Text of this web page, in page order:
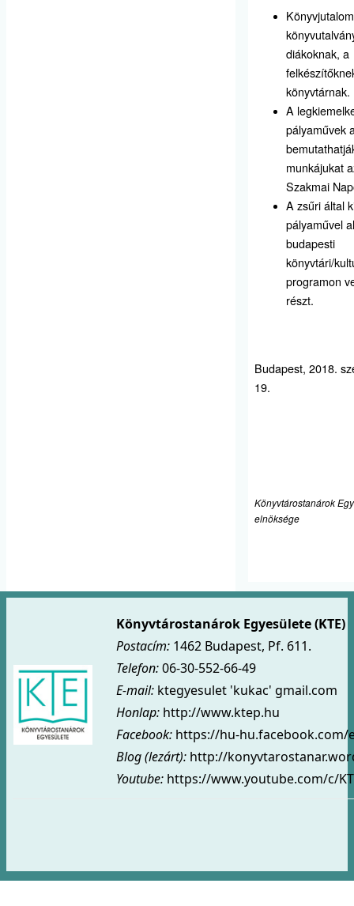
diákoknak, a
könyvtárnak.
A
pályaművek
munkájukat
Szakmai
A zsűri által
pályaművel
budapesti
könyvtári/
programon
részt.
Budapest, 2018.
19.
Könyvtárostanárok
elnöksége
Könyvtárostanárok Egyesülete (KTE)
Postacím: 1462 Budapest, Pf. 611.
Telefon:06-30-552-66-49
E-mail: ktegyesulet 'kukac' gmail.com
Honlap: http://www.ktep.hu
Facebook: https://hu-
Blog (lezárt): http://
Youtube: https://www.youtube.com/c/